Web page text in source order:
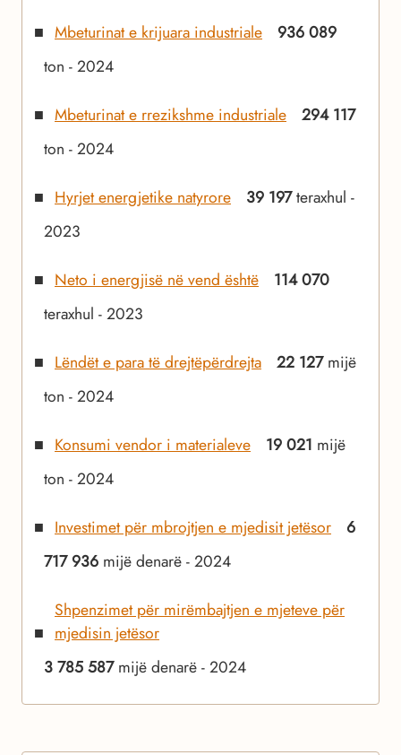
Mbeturinat e krijuara industriale
936 089
ton - 2024
Mbeturinat e rrezikshme industriale
294 117
ton - 2024
Hyrjet energjetike natyrore 39 197teraxhul -
2023
Neto i energjisë në vend është
114 070
teraxhul - 2023
Lëndët e para të drejtëpërdrejta 22 127mijë
ton - 2024
Konsumi vendor i materialeve 19 021 mijë
ton - 2024
Investimet për mbrojtjen e mjedisit jetësor
6
717 936 mijë denarë - 2024
Shpenzimet për mirëmbajtjen e mjeteve për
mjedisin jetësor
3 785 587mijë denarë - 2024